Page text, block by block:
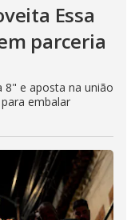
Essa
parceria
e aposta na união
embalar